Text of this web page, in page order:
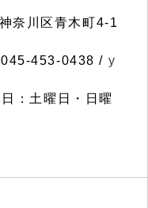
奈川区青木町4-1
453-0438 / y
：土曜日・日曜